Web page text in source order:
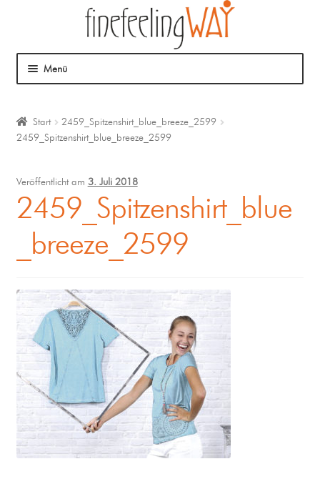
Menü
Mein Angebot
Coaching
Klangmassage
Start
2459_Spitzenshirt_blue_breeze_2599
2459_Spitzenshirt_blue_breeze_2599
Veröffentlicht am 3. Juli 2018
2459_Spitzenshirt_blue
_breeze_2599